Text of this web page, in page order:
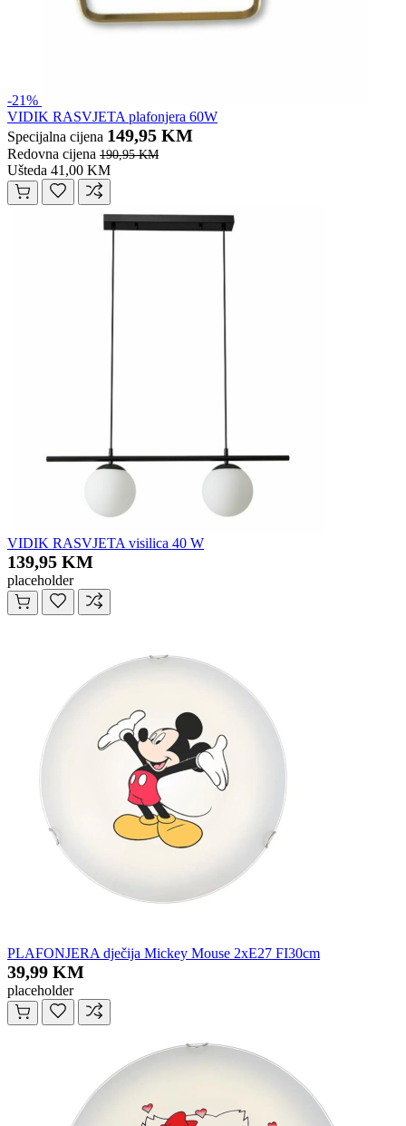
-21%
VIDIK RASVJETA plafonjera 60W
Specijalna cijena 149,95 KM
Redovna cijena 190,95 KM
Ušteda 41,00 KM
VIDIK RASVJETA visilica 40 W
139,95 KM
placeholder
PLAFONJERA dječija Mickey Mouse 2xE27 FI30cm
39,99 KM
placeholder